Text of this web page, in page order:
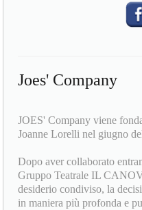
Joes' Company
JOES' Company viene
Joanne Lorelli nel giugno
Dopo aver collaborato
Gruppo Teatrale IL
desiderio condiviso, la
in maniera più profonda e